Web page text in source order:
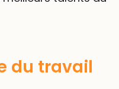
du travail